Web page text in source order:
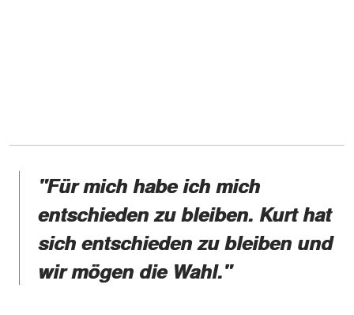
"Für mich habe ich mich
entschieden zu bleiben. Kurt hat
sich entschieden zu bleiben und
wir mögen die Wahl."